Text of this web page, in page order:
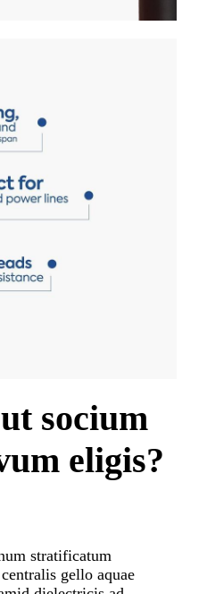
socium
eligis?
stratificatum
gello aquae